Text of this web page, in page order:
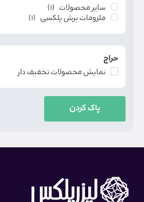
سایر محصولات (1)
ملزومات برش پلکسی (1)
حراج
نمایش محصولات تخفیف دار
پاک کردن